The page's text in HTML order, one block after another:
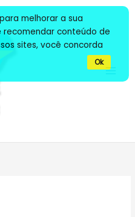
melhorar a sua
conteúdo de
sites, você concorda
Ok